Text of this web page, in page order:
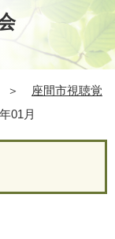
＞
座間市視聴覚
01月